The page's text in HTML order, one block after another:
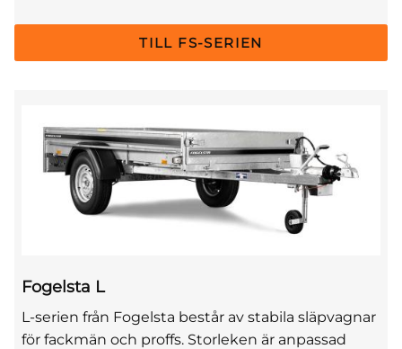
TILL FS-SERIEN
Fogelsta L
L-serien från Fogelsta består av stabila släpvagnar
för fackmän och proffs. Storleken är anpassad